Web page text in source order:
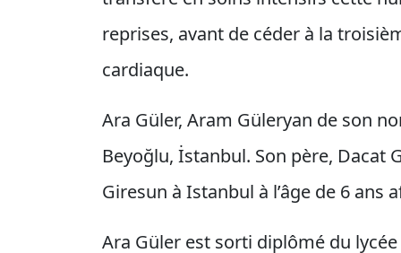
reprises, avant de céder à la
cardiaque.
Ara Güler, Aram Güleryan de son
Beyoğlu, İstanbul. Son père, Dacat
Giresun à Istanbul à l’âge de 6 ans
Ara Güler est sorti diplômé du